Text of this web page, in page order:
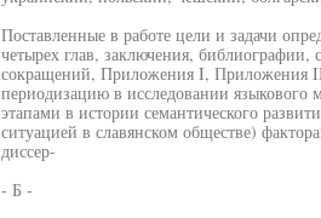
Поставленные в работе цели и задачи
четырех глав, заключения, библиографии,
сокращений, Приложения I, Приложения
периодизацию в исследовании
этапами в истории семантического
ситуацией в славянском обществе)
диссер-
- Б -